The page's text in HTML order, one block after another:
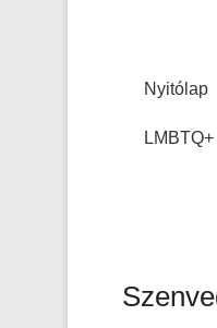
Primary
Skip to
Nyitólap
LMBTQ+